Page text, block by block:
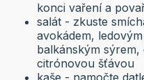
konci vaření a
salát - zkuste
avokádem,
balkánským
citrónovou šťávou
kaše - namočte